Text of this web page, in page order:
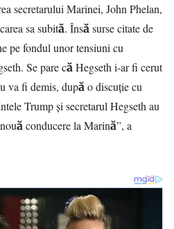
secretarului Marinei, John Phelan,
sa subită. Însă surse citate de
pe fondul unor tensiuni cu
Se pare că Hegseth i-ar fi cerut
va fi demis, după o discuție cu
Trump și secretarul Hegseth au
conducere la Marină”, a